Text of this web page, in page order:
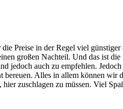
Preise in der Regel viel
großen Nachteil. Und das ist
jedoch auch zu empfehlen.
bereuen. Alles in allem können wir
zuschlagen zu müssen. Viel